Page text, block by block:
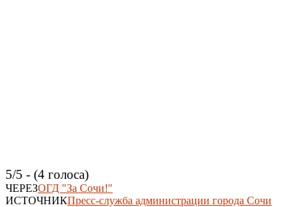
5/5 - (4 голоса)
ЧЕРЕЗОГД "За Сочи!"
ИСТОЧНИКПресс-служба администрации города Сочи